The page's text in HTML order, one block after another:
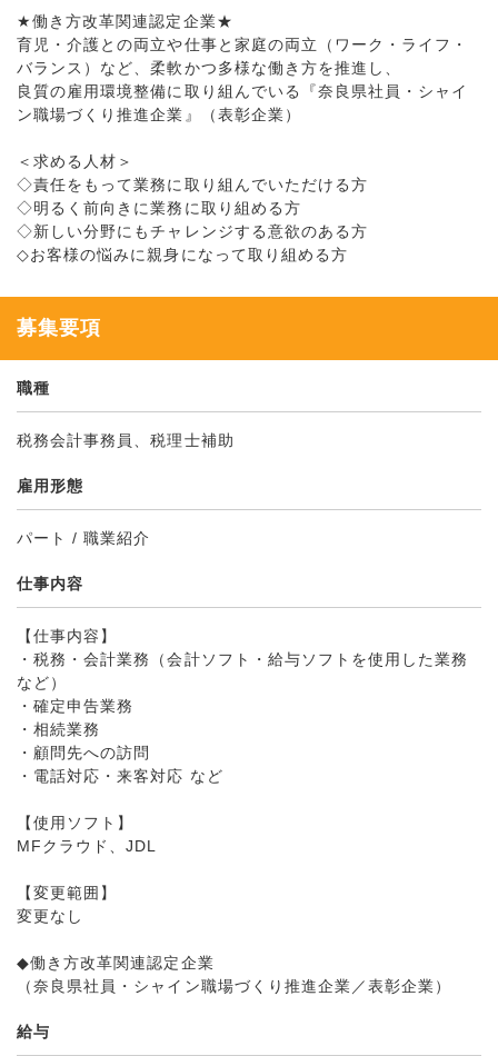
★働き方改革関連認定企業★
育児・介護との両立や仕事と家庭の両立（ワーク・ライフ・
バランス）など、柔軟かつ多様な働き方を推進し、
良質の雇用環境整備に取り組んでいる『奈良県社員・シャイ
ン職場づくり推進企業』（表彰企業）
＜求める人材＞
◇責任をもって業務に取り組んでいただける方
◇明るく前向きに業務に取り組める方
◇新しい分野にもチャレンジする意欲のある方
◇お客様の悩みに親身になって取り組める方
募集要項
職種
税務会計事務員、税理士補助
雇用形態
パート / 職業紹介
仕事内容
【仕事内容】
・税務・会計業務（会計ソフト・給与ソフトを使用した業務
など）
・確定申告業務
・相続業務
・顧問先への訪問
・電話対応・来客対応 など
【使用ソフト】
MFクラウド、JDL
【変更範囲】
変更なし
◆働き方改革関連認定企業
（奈良県社員・シャイン職場づくり推進企業／表彰企業）
給与